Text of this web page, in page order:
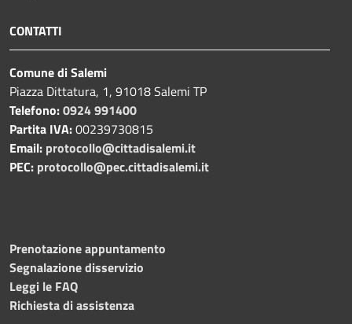
CONTATTI
Comune di Salemi
Piazza Dittatura, 1, 91018 Salemi TP
Telefono:0924 991400
Partita IVA:00239730815
Email: protocollo@cittadisalemi.it
PEC: protocollo@pec.cittadisalemi.it
Prenotazione appuntamento
Segnalazione disservizio
Leggi le FAQ
Richiesta di assistenza